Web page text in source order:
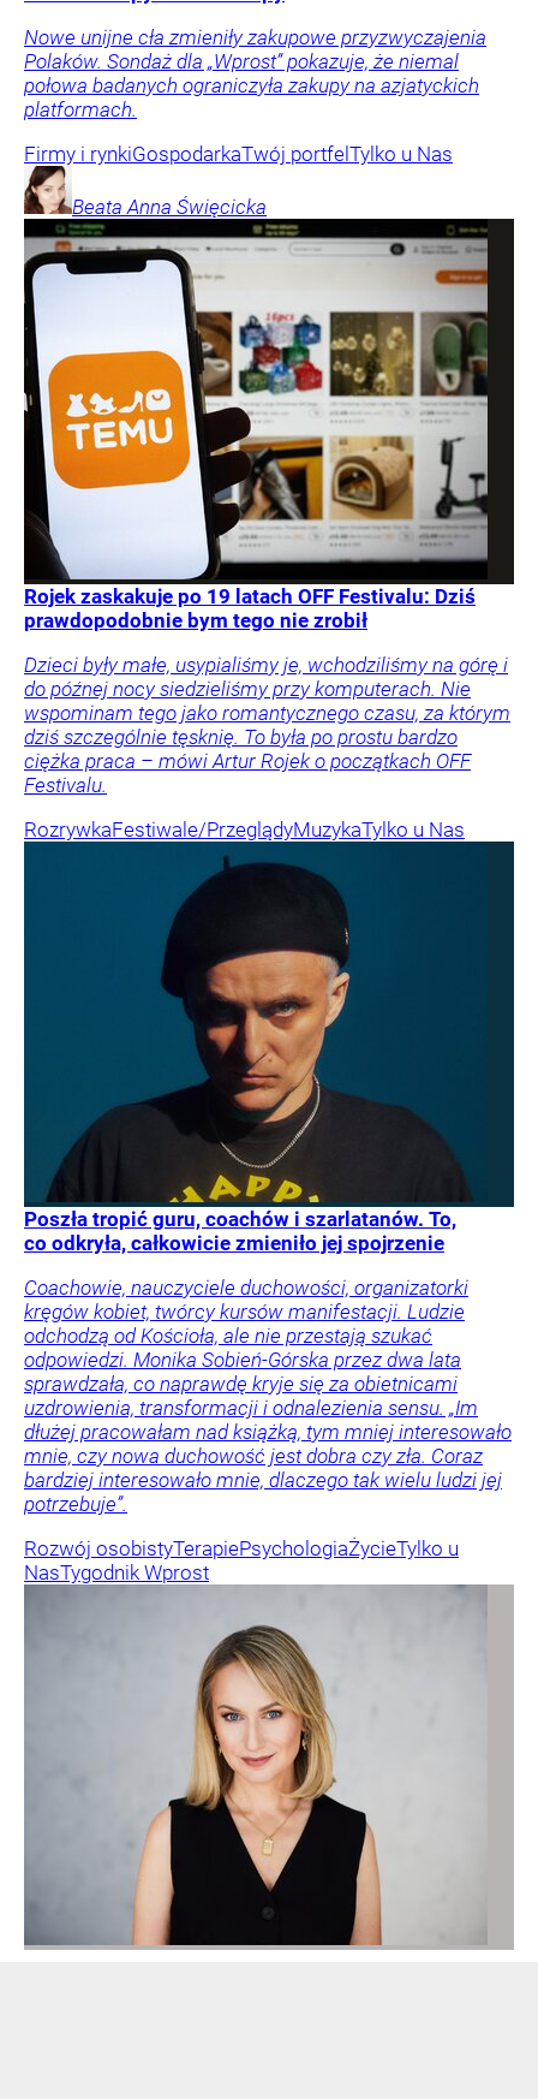
Nowe unijne cła zmieniły zakupowe przyzwyczajenia
Polaków. Sondaż dla „Wprost” pokazuje, że niemal
połowa badanych ograniczyła zakupy na azjatyckich
platformach.
Firmy i rynkiGospodarkaTwój portfel Tylko u Nas
Beata Anna Święcicka
Rojek zaskakuje po 19 latach OFF Festivalu: Dziś
prawdopodobnie bym tego nie zrobił
Dzieci były małe, usypialiśmy je, wchodziliśmy na górę i
do późnej nocy siedzieliśmy przy komputerach. Nie
wspominam tego jako romantycznego czasu, za którym
dziś szczególnie tęsknię. To była po prostu bardzo
ciężka praca – mówi Artur Rojek o początkach OFF
Festivalu.
RozrywkaFestiwale/PrzeglądyMuzykaTylko u Nas
Poszła tropić guru, coachów i szarlatanów. To,
co odkryła, całkowicie zmieniło jej spojrzenie
Coachowie, nauczyciele duchowości, organizatorki
kręgów kobiet, twórcy kursów manifestacji. Ludzie
odchodzą od Kościoła, ale nie przestają szukać
odpowiedzi. Monika Sobień-Górska przez dwa lata
sprawdzała, co naprawdę kryje się za obietnicami
uzdrowienia, transformacji i odnalezienia sensu. „Im
dłużej pracowałam nad książką, tym mniej interesowało
mnie, czy nowa duchowość jest dobra czy zła. Coraz
bardziej interesowało mnie, dlaczego tak wielu ludzi jej
potrzebuje”.
Rozwój osobistyTerapiePsychologiaŻycieTylko u
NasTygodnik Wprost